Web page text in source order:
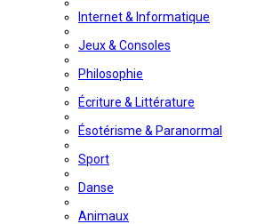
Internet & Informatique
Jeux & Consoles
Philosophie
Écriture & Littérature
Ésotérisme & Paranormal
Sport
Danse
Animaux